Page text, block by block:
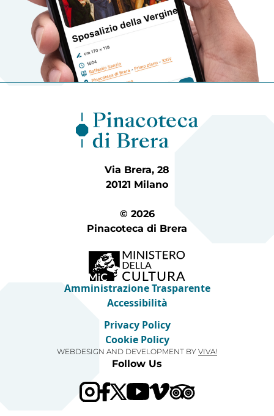
Via Brera, 28
20121 Milano
© 2026
Pinacoteca di Brera
Follow Us
Amministrazione Trasparente
Accessibilità
Privacy Policy
Cookie Policy
WEBDESIGN AND DEVELOPMENT BY VIVA!